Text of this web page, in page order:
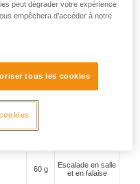
Performance en
alpinisme
Performance en
escalade en
Alpinisme
60 g
Escalade en salle
et en falaise
peut dégrader votre expérience
empêchera d’accéder à notre
tous les cookies